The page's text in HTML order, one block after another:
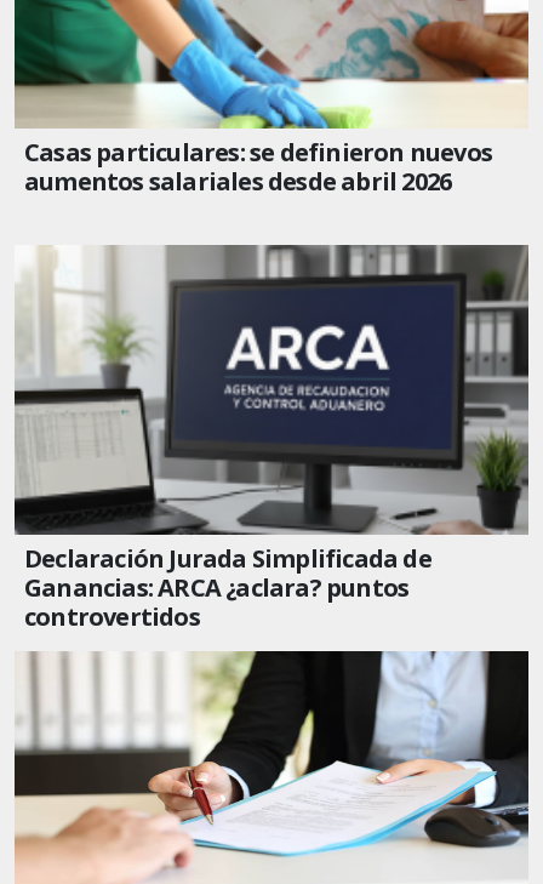
Casas particulares: se definieron nuevos
aumentos salariales desde abril 2026
Declaración Jurada Simplificada de
Ganancias: ARCA ¿aclara? puntos
controvertidos